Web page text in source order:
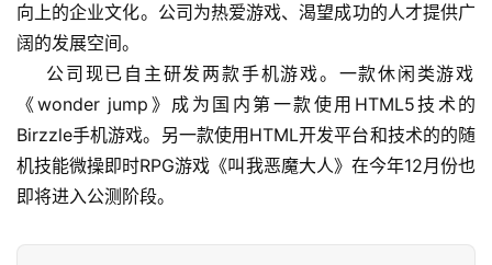
手
机
戏
单
机
游
向上的企业文化。公司为热爱游戏、渴望成功的人才提供广
阔的发展空间。
《wonder jump》成为国内第一款使用HTML5技术的
Birzzle手机游戏。另一款使用HTML开发平台和技术的的随
机技能微操即时RPG游戏《叫我恶魔大人》在今年12月份也
即将进入公测阶段。